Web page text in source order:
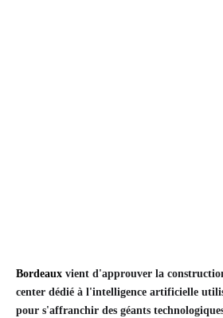
Bordeaux vient d'approuver la
center dédié à l'intelligence artificielle
pour s'affranchir des géants